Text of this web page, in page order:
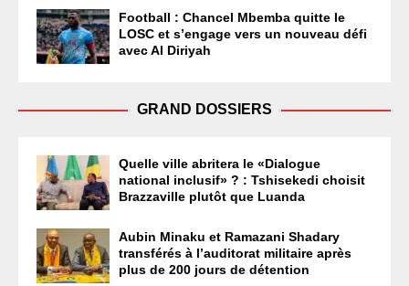
Football : Chancel Mbemba quitte le
LOSC et s’engage vers un nouveau défi
avec Al Diriyah
GRAND DOSSIERS
Quelle ville abritera le «Dialogue
national inclusif» ? : Tshisekedi choisit
Brazzaville plutôt que Luanda
Aubin Minaku et Ramazani Shadary
transférés à l’auditorat militaire après
plus de 200 jours de détention